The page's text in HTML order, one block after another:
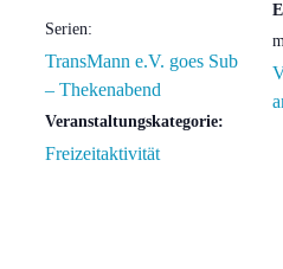
Serien:
TransMann e.V. goes Sub
– Thekenabend
Veranstaltungskategorie:
Freizeitaktivität